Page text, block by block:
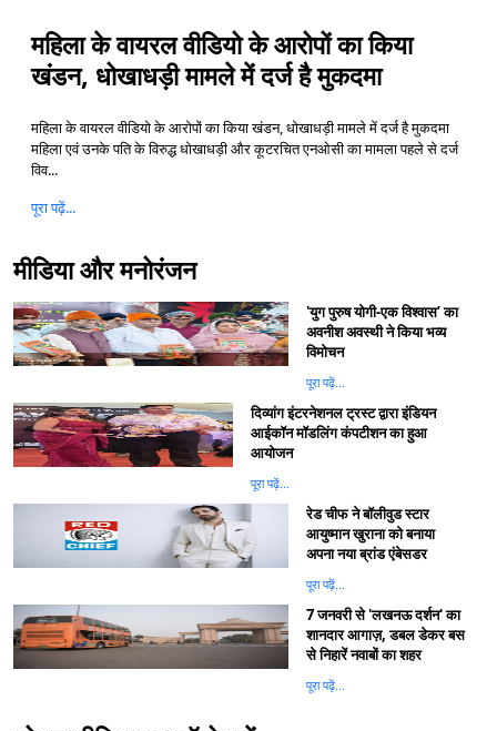
महिला के वायरल वीडियो के आरोपों का किया
खंडन, धोखाधड़ी मामले में दर्ज है मुकदमा
महिला के वायरल वीडियो के आरोपों का किया खंडन, धोखाधड़ी मामले में दर्ज है मुकदमा​
महिला एवं उनके पति के विरुद्ध धोखाधड़ी और कूटरचित एनओसी का मामला पहले से दर्ज​
विव...
पूरा पढ़ें...
मीडिया और मनोरंजन
'युग पुरुष योगी-एक विश्वास’ का
अवनीश अवस्थी ने किया भव्य
विमोचन
पूरा पढ़ें...
दिव्यांग इंटरनेशनल ट्रस्ट द्वारा इंडियन
आईकॉन मॉडलिंग कंपटीशन का हुआ
आयोजन
पूरा पढ़ें...
रेड चीफ ने बॉलीवुड स्टार
आयुष्मान खुराना को बनाया
अपना नया ब्रांड एंबेसडर
पूरा पढ़ें...
7 जनवरी से 'लखनऊ दर्शन' का
शानदार आगाज़, डबल डेकर बस
से निहारें नवाबों का शहर
पूरा पढ़ें...